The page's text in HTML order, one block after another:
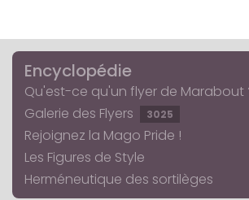
Encyclopédie
Qu'est-ce qu'un flyer de Marabout
Galerie des Flyers
3025
Rejoignez la Mago Pride !
Les Figures de Style
Herméneutique des sortilèges